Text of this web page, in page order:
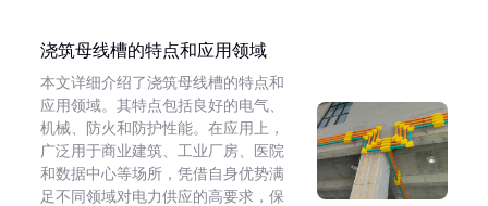
浇筑母线槽的特点和应用领域
本文详细介绍了浇筑母线槽的特点和
应用领域。其特点包括良好的电气、
机械、防火和防护性能。在应用上，
广泛用于商业建筑、工业厂房、医院
和数据中心等场所，凭借自身优势满
足不同领域对电力供应的高要求，保